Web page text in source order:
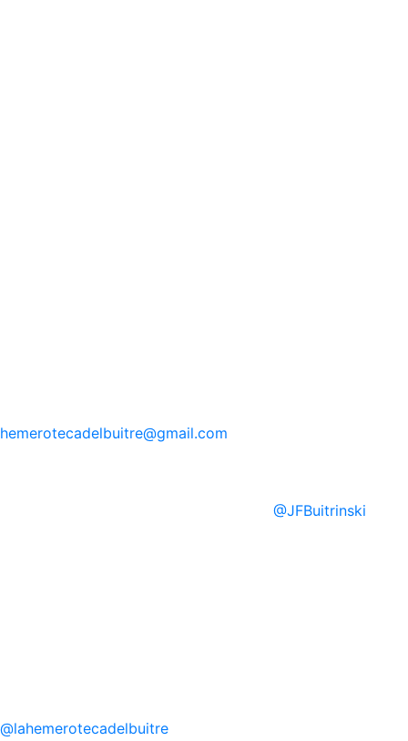
hemerotecadelbuitre@gmail.com
@JFBuitrinski
@lahemerotecadelbuitre